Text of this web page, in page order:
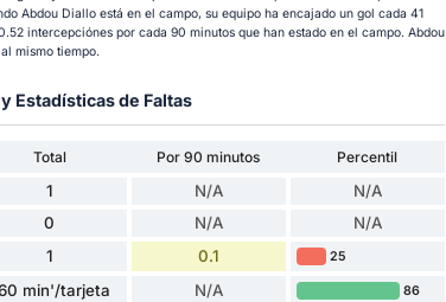
Abdou Diallo está en el campo, su equipo ha encajado un gol cada 41
intercepciónes por cada 90 minutos que han estado en el campo. Abdou
mismo tiempo.
Estadísticas de Faltas
Total Por 90 minutos
Percentil
1 N/A N/A
0 N/A N/A
1 0.1 25
min'/tarjeta N/A 86